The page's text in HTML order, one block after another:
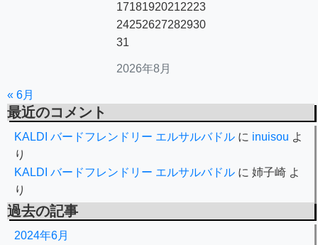
2026年8月
17181920212223
24252627282930
31
« 6月
最近のコメント
KALDI バードフレンドリー エルサルバドル に inuisou よ
り
KALDI バードフレンドリー エルサルバドル に 姉子崎 よ
り
過去の記事
2024年6月